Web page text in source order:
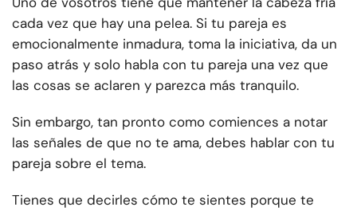
cada vez que hay una pelea. Si tu pareja es
emocionalmente inmadura, toma la iniciativa, da un
paso atrás y solo habla con tu pareja una vez que
las cosas se aclaren y parezca más tranquilo.
Sin embargo, tan pronto como comiences a notar
las señales de que no te ama, debes hablar con tu
pareja sobre el tema.
Tienes que decirles cómo te sientes porque te